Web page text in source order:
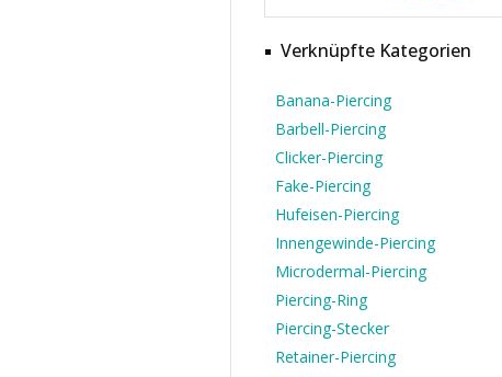
Verknüpfte Kategorien
Banana-Piercing
Barbell-Piercing
Clicker-Piercing
Fake-Piercing
Hufeisen-Piercing
Innengewinde-Piercing
Microdermal-Piercing
Piercing-Ring
Piercing-Stecker
Retainer-Piercing